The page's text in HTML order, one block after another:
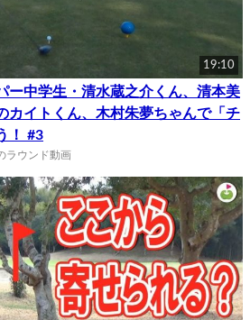
19:10
ー中学生・清水蔵之介くん、清本美
カイトくん、木村朱夢ちゃんで「チ
！ #3
ラウンド動画